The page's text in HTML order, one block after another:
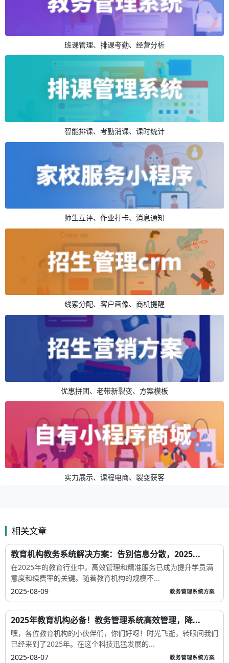
班课管理、排课考勤、经营分析
智能排课、考勤消课、课时统计
师生互评、作业打卡、消息通知
线索分配、客户画像、商机提醒
优惠拼团、老带新裂变、方案模板
实力展示、课程电商、裂变获客
相关文章
教育机构教务系统解决方案：告别信息分散，2025...
在2025年的教育行业中，高效管理和精准服务已成为提升学员满
意度和续费率的关键。随着教育机构的规模不...
2025-08-09
教务管理系统方案
2025年教育机构必备！教务管理系统高效管理，降...
嘿，各位教育机构的小伙伴们，你们好呀！时光飞逝，转眼间我们
已经来到了2025年。在这个科技迅猛发展的...
2025-08-07
教务管理系统方案